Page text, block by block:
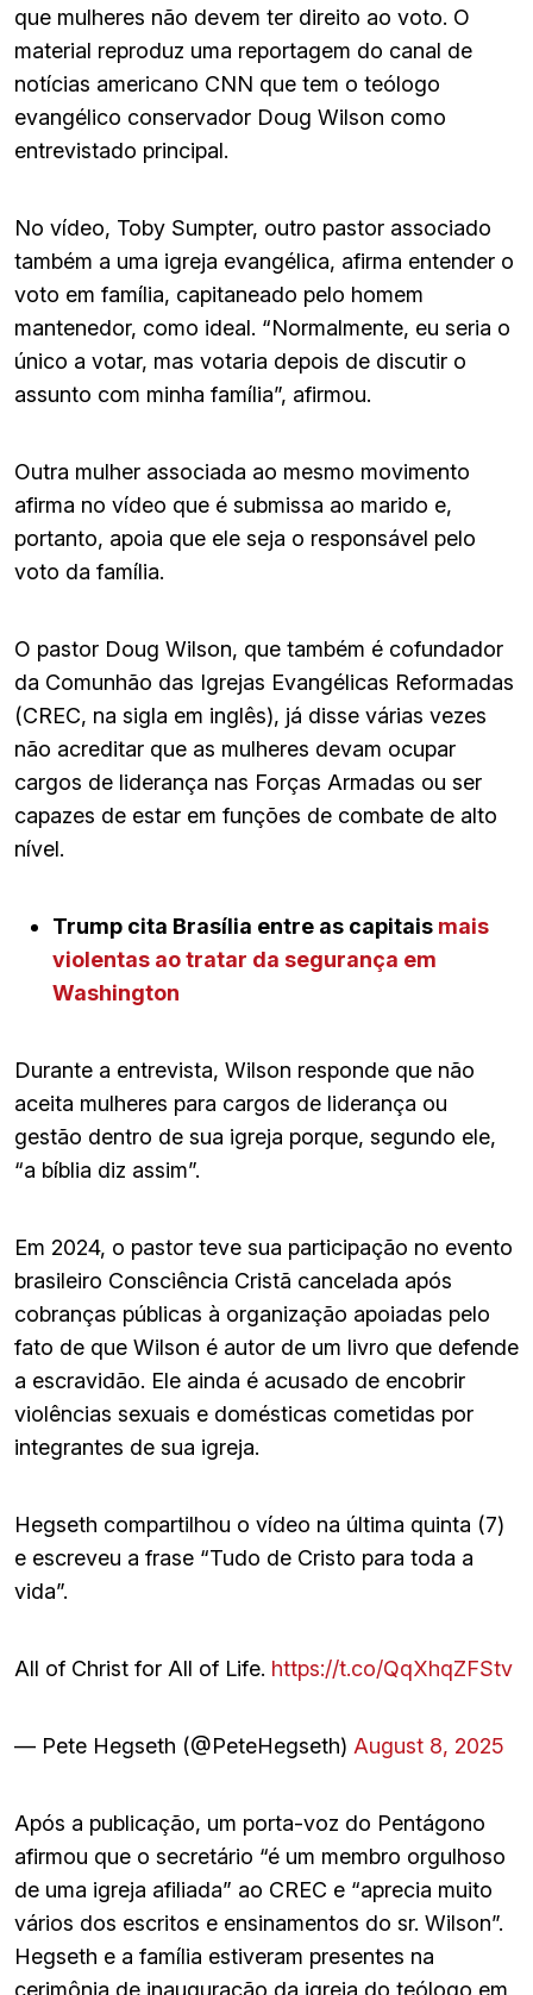
que mulheres não devem ter direito ao voto. O
material reproduz uma reportagem do canal de
notícias americano CNN que tem o teólogo
evangélico conservador Doug Wilson como
entrevistado principal.
No vídeo, Toby Sumpter, outro pastor associado
também a uma igreja evangélica, afirma entender o
voto em família, capitaneado pelo homem
mantenedor, como ideal. “Normalmente, eu seria o
único a votar, mas votaria depois de discutir o
assunto com minha família”, afirmou.
Outra mulher associada ao mesmo movimento
afirma no vídeo que é submissa ao marido e,
portanto, apoia que ele seja o responsável pelo
voto da família.
O pastor Doug Wilson, que também é cofundador
da Comunhão das Igrejas Evangélicas Reformadas
(CREC, na sigla em inglês), já disse várias vezes
não acreditar que as mulheres devam ocupar
cargos de liderança nas Forças Armadas ou ser
capazes de estar em funções de combate de alto
nível.
Trump cita Brasília entre as capitais mais
violentas ao tratar da segurança em
Washington
Durante a entrevista, Wilson responde que não
aceita mulheres para cargos de liderança ou
gestão dentro de sua igreja porque, segundo ele,
“a bíblia diz assim”.
Em 2024, o pastor teve sua participação no evento
brasileiro Consciência Cristã cancelada após
cobranças públicas à organização apoiadas pelo
fato de que Wilson é autor de um livro que defende
a escravidão. Ele ainda é acusado de encobrir
violências sexuais e domésticas cometidas por
integrantes de sua igreja.
Hegseth compartilhou o vídeo na última quinta (7)
e escreveu a frase “Tudo de Cristo para toda a
vida”.
All of Christ for All of Life. https://t.co/QqXhqZFStv
— Pete Hegseth (@PeteHegseth) August 8, 2025
Após a publicação, um porta-voz do Pentágono
afirmou que o secretário “é um membro orgulhoso
de uma igreja afiliada” ao CREC e “aprecia muito
vários dos escritos e ensinamentos do sr. Wilson”.
Hegseth e a família estiveram presentes na
cerimônia de inauguração da igreja do teólogo em